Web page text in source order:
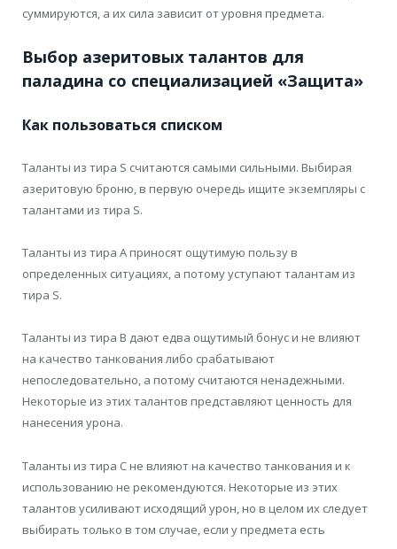
суммируются, а их сила зависит от уровня предмета.
Выбор азеритовых талантов для
паладина со специализацией «Защита»
Как пользоваться списком
Таланты из тира S считаются самыми сильными. Выбирая
азеритовую броню, в первую очередь ищите экземпляры с
талантами из тира S.
Таланты из тира А приносят ощутимую пользу в
определенных ситуациях, а потому уступают талантам из
тира S.
Таланты из тира B дают едва ощутимый бонус и не влияют
на качество танкования либо срабатывают
непоследовательно, а потому считаются ненадежными.
Некоторые из этих талантов представляют ценность для
нанесения урона.
Таланты из тира С не влияют на качество танкования и к
использованию не рекомендуются. Некоторые из этих
талантов усиливают исходящий урон, но в целом их следует
выбирать только в том случае, если у предмета есть